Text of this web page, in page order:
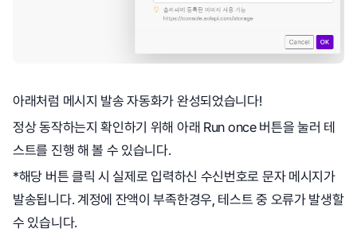
아래처럼 메시지 발송 자동화가 완성되었습니다!
정상 동작하는지 확인하기 위해 아래 Run once 버튼을 눌러 테
스트를 진행 해 볼 수 있습니다.
*해당 버튼 클릭 시 실제로 입력하신 수신번호로 문자 메시지가
발송됩니다. 계정에 잔액이 부족한경우, 테스트 중 오류가 발생할
수 있습니다.